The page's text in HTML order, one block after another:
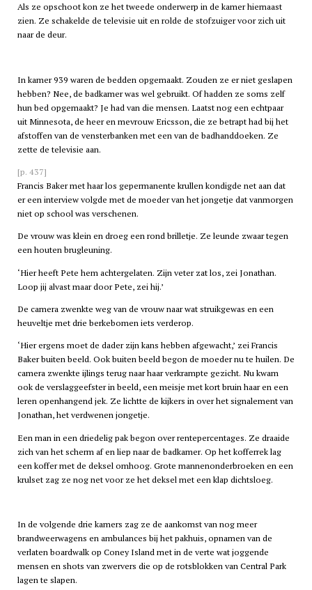
Als ze opschoot kon ze het tweede onderwerp in de kamer hiernaast
zien. Ze schakelde de televisie uit en rolde de stofzuiger voor zich uit
naar de deur.
In kamer 939 waren de bedden opgemaakt. Zouden ze er niet geslapen
hebben? Nee, de badkamer was wel gebruikt. Of hadden ze soms zelf
hun bed opgemaakt? Je had van die mensen. Laatst nog een echtpaar
uit Minnesota, de heer en mevrouw Ericsson, die ze betrapt had bij het
afstoffen van de vensterbanken met een van de badhanddoeken. Ze
zette de televisie aan.
[p. 437]
Francis Baker met haar los gepermanente krullen kondigde net aan dat
er een interview volgde met de moeder van het jongetje dat vanmorgen
niet op school was verschenen.
De vrouw was klein en droeg een rond brilletje. Ze leunde zwaar tegen
een houten brugleuning.
‘Hier heeft Pete hem achtergelaten. Zijn veter zat los, zei Jonathan.
Loop jij alvast maar door Pete, zei hij.’
De camera zwenkte weg van de vrouw naar wat struikgewas en een
heuveltje met drie berkebomen iets verderop.
‘Hier ergens moet de dader zijn kans hebben afgewacht,’ zei Francis
Baker buiten beeld. Ook buiten beeld begon de moeder nu te huilen. De
camera zwenkte ijlings terug naar haar verkrampte gezicht. Nu kwam
ook de verslaggeefster in beeld, een meisje met kort bruin haar en een
leren openhangend jek. Ze lichtte de kijkers in over het signalement van
Jonathan, het verdwenen jongetje.
Een man in een driedelig pak begon over rentepercentages. Ze draaide
zich van het scherm af en liep naar de badkamer. Op het kofferrek lag
een koffer met de deksel omhoog. Grote mannenonderbroeken en een
krulset zag ze nog net voor ze het deksel met een klap dichtsloeg.
In de volgende drie kamers zag ze de aankomst van nog meer
brandweerwagens en ambulances bij het pakhuis, opnamen van de
verlaten boardwalk op Coney Island met in de verte wat joggende
mensen en shots van zwervers die op de rotsblokken van Central Park
lagen te slapen.